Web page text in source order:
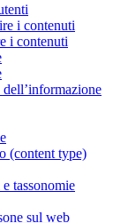
i contenuti
i contenuti
(content type)
tassonomie
sul web